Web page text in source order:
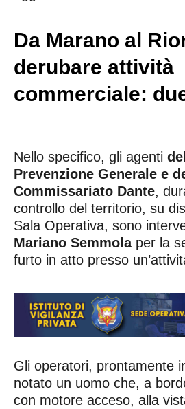
Da Marano al
derubare attività
commerciale:
Nello specifico, gli agenti
Prevenzione Generale e
Commissariato Dante,
controllo del territorio, su
Sala Operativa, sono
Mariano Semmolaper la
furto in atto presso
Gli operatori, prontamente
notato un uomo che, a
con motore acceso, alla